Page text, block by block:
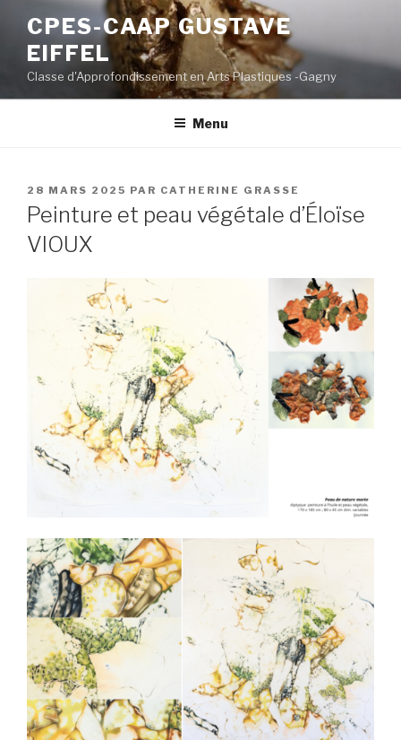
contenu
principal
CPES-CAAP GUSTAVE
EIFFEL
Classe d'Approfondissement en Arts Plastiques -Gagny
Menu
PUBLIÉ
LE
28 MARS 2025 PAR CATHERINE GRASSE
Peinture et peau végétale d’Éloïse
VIOUX